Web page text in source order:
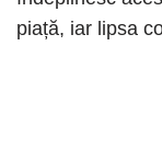
piață, iar lipsa